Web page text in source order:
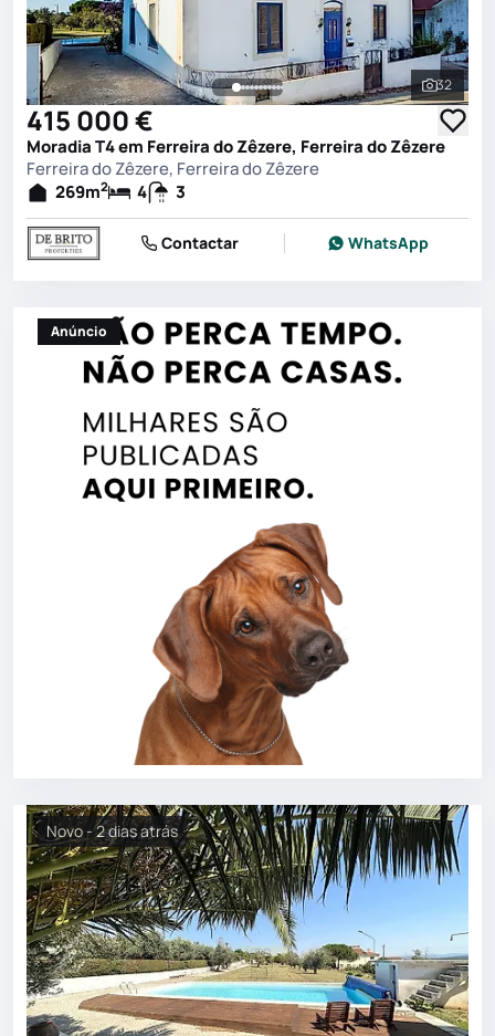
Ver
32
415 000 €
Moradia T4 em Ferreira do Zêzere, Ferreira do Zêzere
Ferreira do Zêzere, Ferreira do Zêzere
269m2 4 3
Contactar WhatsApp
Anúncio
Novo - 2 dias atrás